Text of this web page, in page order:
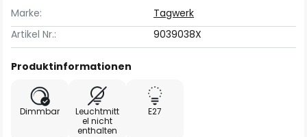
Marke:
Tagwerk
Artikel Nr.:
9039038X
Produktinformationen
Dimmbar
Leuchtmitt
el nicht
enthalten
E27